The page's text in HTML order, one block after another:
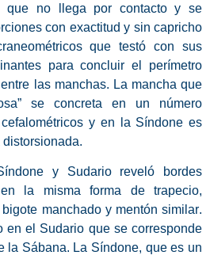
que no llega por contacto y se
con exactitud y sin capricho
que testó con sus
para concluir el perímetro
las manchas. La mancha que
se concreta en un número
y en la Síndone es
y Sudario reveló
bordes
en la misma forma de trapecio,
manchado y mentón similar.
en el Sudario que se corresponde
la Sábana. La Síndone, que es un